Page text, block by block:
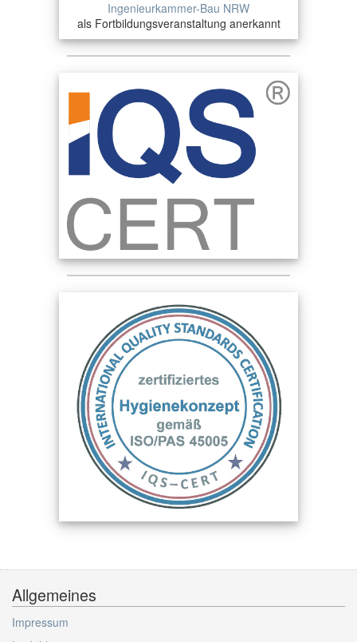
Ingenieurkammer-Bau NRW
als Fortbildungsveranstaltung anerkannt
Allgemeines
Impressum